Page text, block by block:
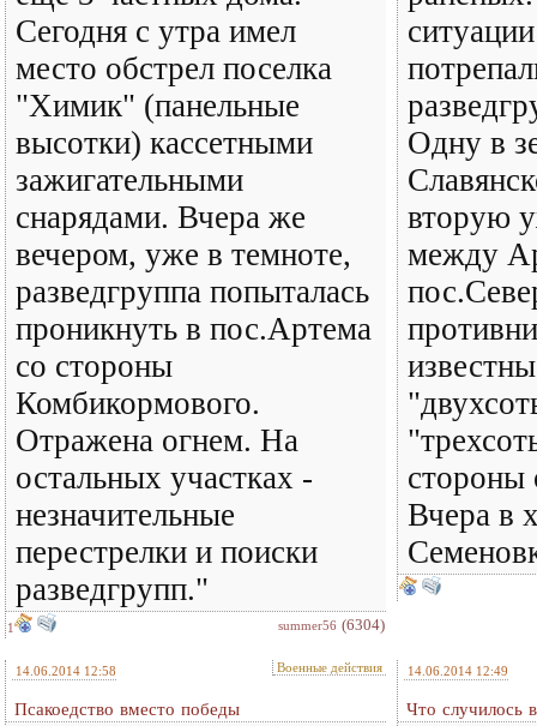
Сегодня с утра имел
место обстрел поселка
"Химик" (панельные
высотки) кассетными
зажигательными
снарядами. Вчера же
вечером, уже в темноте,
разведгруппа попыталась
проникнуть в пос.Артема
со стороны
Комбикормового.
Отражена огнем. На
остальных участках -
незначительные
перестрелки и поиски
разведгрупп."
1 summer56 (6304)
Одну в
вторую
между
стороны
Вчера в
14.06.2014 12:58 Военные действия
Псакоедство вместо победы
14.06.2014 12:49
Что случилось